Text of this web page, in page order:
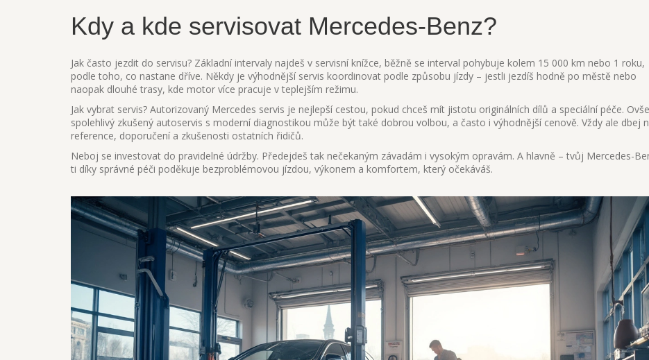
Kdy a kde servisovat Mercedes-Benz?
Jak často jezdit do servisu? Základní intervaly najdeš v servisní knížce, běžně se interval pohybuje kolem 15 000 km nebo 1 roku,
podle toho, co nastane dříve. Někdy je výhodnější servis koordinovat podle způsobu jízdy – jestli jezdíš hodně po městě nebo
naopak dlouhé trasy, kde motor více pracuje v teplejším režimu.
Jak vybrat servis? Autorizovaný Mercedes servis je nejlepší cestou, pokud chceš mít jistotu originálních dílů a speciální péče.
spolehlivý zkušený autoservis s moderní diagnostikou může být také dobrou volbou, a často i výhodnější cenově. Vždy ale dbej
reference, doporučení a zkušenosti ostatních řidičů.
Neboj se investovat do pravidelné údržby. Předejdeš tak nečekaným závadám i vysokým opravám. A hlavně – tvůj Mercedes-
ti díky správné péči poděkuje bezproblémovou jízdou, výkonem a komfortem, který očekáváš.